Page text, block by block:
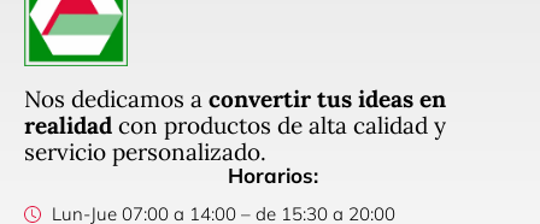
Nos dedicamos a convertir tus ideas en
realidad con productos de alta calidad y
servicio personalizado.
Horarios:
Lun-Jue 07:00 a 14:00 – de 15:30 a 20:00